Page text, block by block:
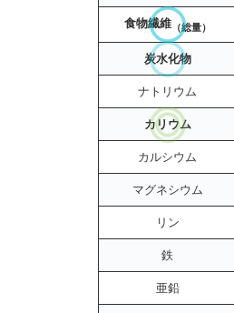
食物繊維（総量）
炭水化物
ナトリウム
カリウム
カルシウム
マグネシウム
リン
鉄
亜鉛